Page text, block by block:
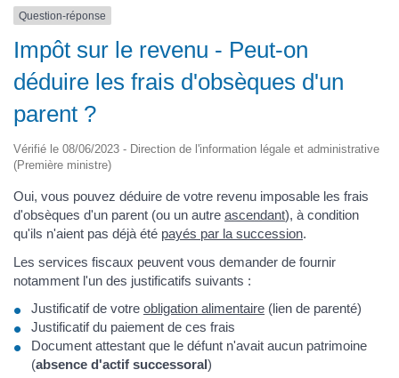
Question-réponse
Impôt sur le revenu - Peut-on
déduire les frais d'obsèques d'un
parent ?
Vérifié le 08/06/2023 - Direction de l'information légale et administrative
(Première ministre)
Oui, vous pouvez déduire de votre revenu imposable les frais
d'obsèques d'un parent (ou un autre ascendant), à condition
qu'ils n'aient pas déjà été payés par la succession.
Les services fiscaux peuvent vous demander de fournir
notamment l'un des justificatifs suivants :
Justificatif de votre obligation alimentaire (lien de parenté)
Justificatif du paiement de ces frais
Document attestant que le défunt n'avait aucun patrimoine
(absence d'actif successoral)